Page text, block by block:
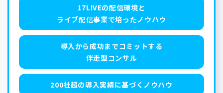
17LIVEの配信環境と
ライブ配信事業で培ったノウハウ
導入から成功までコミットする
伴走型コンサル
200社超の導入実績に基づくノウハウ